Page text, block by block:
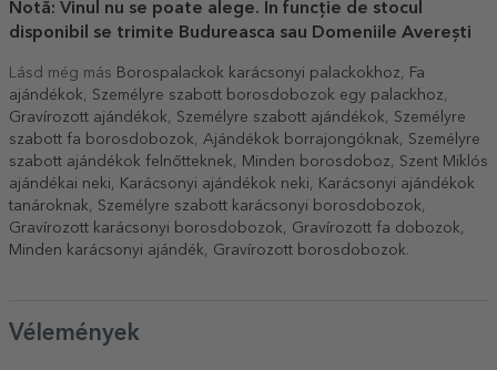
Notă: Vinul nu se poate alege. În funcție de stocul
disponibil se trimite Budureasca sau Domeniile Averești
Lásd még más Borospalackok karácsonyi palackokhoz
Fa
ajándékok
Személyre szabott borosdobozok egy palackhoz
Gravírozott ajándékok
Személyre szabott ajándékok
Személyre
szabott fa borosdobozok
Ajándékok borrajongóknak
Személyre
szabott ajándékok felnőtteknek
Minden borosdoboz
Szent Miklós
ajándékai neki
Karácsonyi ajándékok neki
Karácsonyi ajándékok
tanároknak
Személyre szabott karácsonyi borosdobozok
Gravírozott karácsonyi borosdobozok
Gravírozott fa dobozok
Minden karácsonyi ajándék
Gravírozott borosdobozok.
Vélemények